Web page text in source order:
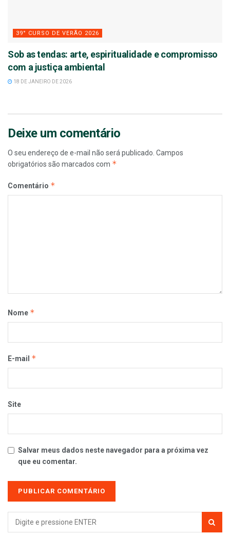
39° CURSO DE VERÃO 2026
Sob as tendas: arte, espiritualidade e compromisso
com a justiça ambiental
18 DE JANEIRO DE 2026
Deixe um comentário
O seu endereço de e-mail não será publicado. Campos
obrigatórios são marcados com *
Comentário *
Nome *
E-mail *
Site
Salvar meus dados neste navegador para a próxima vez
que eu comentar.